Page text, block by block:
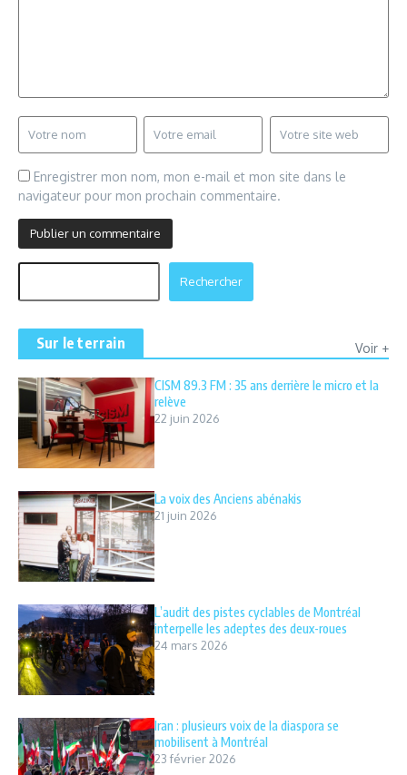
Enregistrer mon nom, mon e-mail et mon site dans le
navigateur pour mon prochain commentaire.
Rechercher
Sur le terrain Voir +
CISM 89.3 FM : 35 ans derrière le micro et la
relève
22 juin 2026
La voix des Anciens abénakis
21 juin 2026
L’audit des pistes cyclables de Montréal
interpelle les adeptes des deux-roues
24 mars 2026
Iran : plusieurs voix de la diaspora se
mobilisent à Montréal
23 février 2026